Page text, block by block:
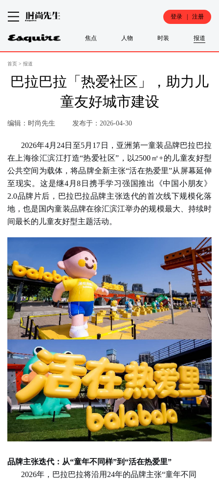
登录 | 注册
焦点 人物 时装 报道
首页 > 报道
巴拉巴拉「热爱社区」，助力儿
童友好城市建设
编辑：时尚先生 发布于：2026-04-30
2026年4月24日至5月17日，亚洲第一童装品牌巴拉巴拉
在上海徐汇滨江打造“热爱社区”，以2500㎡+的儿童友好型
公共空间为载体，将品牌全新主张“活在热爱里”从屏幕延伸
至现实。这是继4月8日携手学习强国推出《中国小朋友》
2.0品牌片后，巴拉巴拉品牌主张迭代的首次线下规模化落
地，也是国内童装品牌在徐汇滨江举办的规模最大、持续时
间最长的儿童友好型主题活动。
品牌主张迭代：从“童年不同样”到“活在热爱里”
2026年，巴拉巴拉将沿用24年的品牌主张“童年不同